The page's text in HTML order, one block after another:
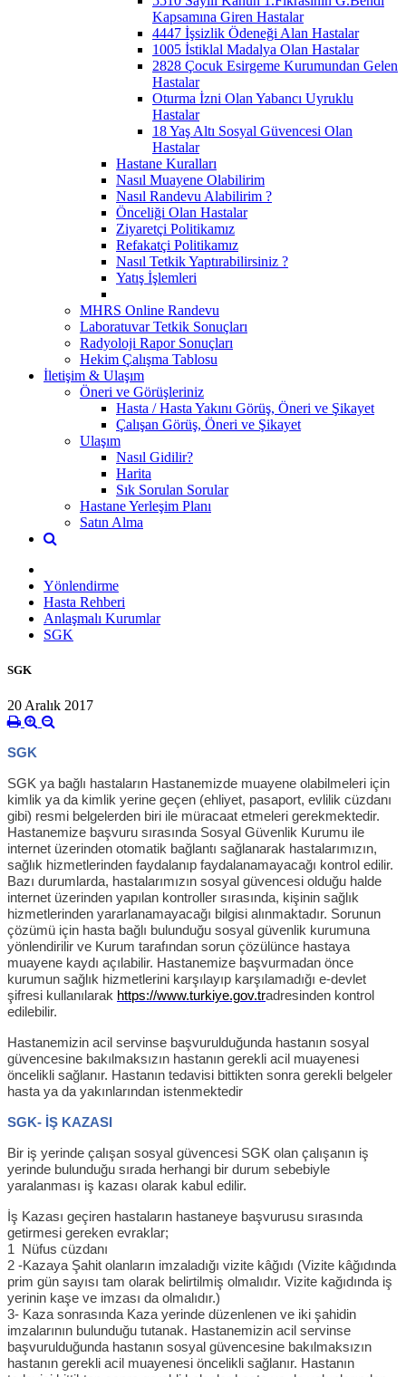
Kapsamına Giren Hastalar
4447 İşsizlik Ödeneği Alan Hastalar
1005 İstiklal Madalya Olan Hastalar
2828 Çocuk Esirgeme Kurumundan Gelen
Hastalar
Oturma İzni Olan Yabancı Uyruklu
Hastalar
18 Yaş Altı Sosyal Güvencesi Olan
Hastalar
Hastane Kuralları
Nasıl Muayene Olabilirim
Nasıl Randevu Alabilirim ?
Önceliği Olan Hastalar
Ziyaretçi Politikamız
Refakatçi Politikamız
Nasıl Tetkik Yaptırabilirsiniz ?
Yatış İşlemleri
MHRS Online Randevu
Laboratuvar Tetkik Sonuçları
Radyoloji Rapor Sonuçları
Hekim Çalışma Tablosu
İletişim & Ulaşım
Öneri ve Görüşleriniz
Hasta / Hasta Yakını Görüş, Öneri ve Şikayet
Çalışan Görüş, Öneri ve Şikayet
Ulaşım
Nasıl Gidilir?
Harita
Sık Sorulan Sorular
Hastane Yerleşim Planı
Satın Alma
Yönlendirme
Hasta Rehberi
Anlaşmalı Kurumlar
SGK
SGK
20 Aralık 2017
SGK
SGK ya bağlı hastaların Hastanemizde muayene olabilmeleri için
kimlik ya da kimlik yerine geçen (ehliyet, pasaport, evlilik cüzdanı
gibi) resmi belgelerden biri ile müracaat etmeleri gerekmektedir.
Hastanemize başvuru sırasında Sosyal Güvenlik Kurumu ile
internet üzerinden otomatik bağlantı sağlanarak hastalarımızın,
sağlık hizmetlerinden faydalanıp faydalanamayacağı kontrol edilir.
Bazı durumlarda, hastalarımızın sosyal güvencesi olduğu halde
internet üzerinden yapılan kontroller sırasında, kişinin sağlık
hizmetlerinden yararlanamayacağı bilgisi alınmaktadır. Sorunun
çözümü için hasta bağlı bulunduğu sosyal güvenlik kurumuna
yönlendirilir ve Kurum tarafından sorun çözülünce hastaya
muayene kaydı açılabilir. Hastanemize başvurmadan önce
kurumun sağlık hizmetlerini karşılayıp karşılamadığı e-devlet
şifresi kullanılarak https://www.turkiye.gov.tradresinden kontrol
edilebilir.
Hastanemizin acil servinse başvurulduğunda hastanın sosyal
güvencesine bakılmaksızın hastanın gerekli acil muayenesi
öncelikli sağlanır. Hastanın tedavisi bittikten sonra gerekli belgeler
hasta ya da yakınlarından istenmektedir
SGK- İŞ KAZASI
Bir iş yerinde çalışan sosyal güvencesi SGK olan çalışanın iş
yerinde bulunduğu sırada herhangi bir durum sebebiyle
yaralanması iş kazası olarak kabul edilir.
İş Kazası geçiren hastaların hastaneye başvurusu sırasında
getirmesi gereken evraklar;
1 Nüfus cüzdanı
2 -Kazaya Şahit olanların imzaladığı vizite kâğıdı (Vizite kâğıdında
prim gün sayısı tam olarak belirtilmiş olmalıdır. Vizite kağıdında iş
yerinin kaşe ve imzası da olmalıdır.)
3- Kaza sonrasında Kaza yerinde düzenlenen ve iki şahidin
imzalarının bulunduğu tutanak. Hastanemizin acil servinse
başvurulduğunda hastanın sosyal güvencesine bakılmaksızın
hastanın gerekli acil muayenesi öncelikli sağlanır. Hastanın